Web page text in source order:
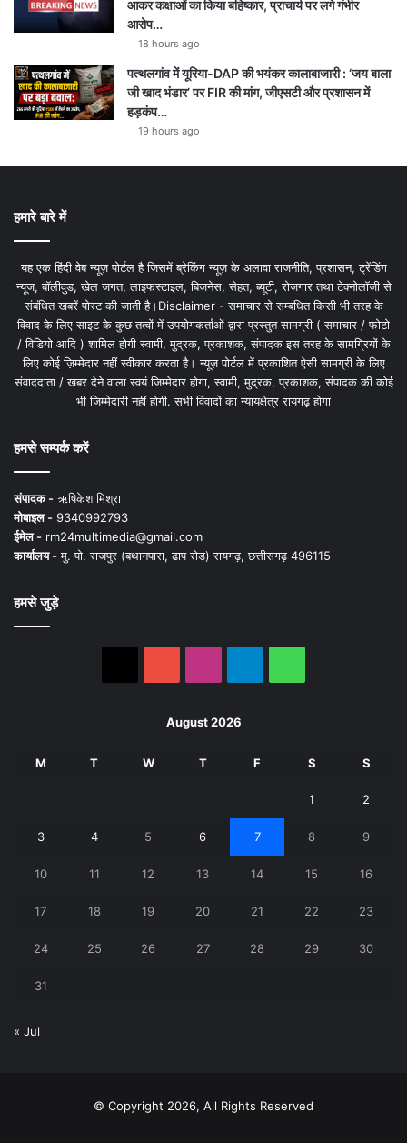
आकर कक्षाओं का किया बहिष्कार, प्राचार्य पर लगे गंभीर
आरोप…
18 hours ago
पत्थलगांव में यूरिया-DAP की भयंकर कालाबाजारी : ‘जय बाला
जी खाद भंडार’ पर FIR की मांग, जीएसटी और प्रशासन में
हड़कंप…
19 hours ago
हमारे बारे में
यह एक हिंदी वेब न्यूज़ पोर्टल है जिसमें ब्रेकिंग न्यूज़ के अलावा राजनीति, प्रशासन, ट्रेंडिंग
न्यूज, बॉलीवुड, खेल जगत, लाइफस्टाइल, बिजनेस, सेहत, ब्यूटी, रोजगार तथा टेक्नोलॉजी से
संबंधित खबरें पोस्ट की जाती है।Disclaimer - समाचार से सम्बंधित किसी भी तरह के
विवाद के लिए साइट के कुछ तत्वों में उपयोगकर्ताओं द्वारा प्रस्तुत सामग्री ( समाचार / फोटो
/ विडियो आदि ) शामिल होगी स्वामी, मुद्रक, प्रकाशक, संपादक इस तरह के सामग्रियों के
लिए कोई ज़िम्मेदार नहीं स्वीकार करता है। न्यूज़ पोर्टल में प्रकाशित ऐसी सामग्री के लिए
संवाददाता / खबर देने वाला स्वयं जिम्मेदार होगा, स्वामी, मुद्रक, प्रकाशक, संपादक की कोई
भी जिम्मेदारी नहीं होगी. सभी विवादों का न्यायक्षेत्र रायगढ़ होगा
हमसे सम्पर्क करें
संपादक -ऋषिकेश मिश्रा
मोबाइल - 9340992793
ईमेल - rm24multimedia@gmail.com
कार्यालय -मु. पो. राजपुर (बथानपारा, ढाप रोड) रायगढ़, छत्तीसगढ़ 496115
हमसे जुड़े
August 2026
M T W T F S S
1 2
3 4 5 6 7 8 9
10 11 12 13 14 15 16
17 18 19 20 21 22 23
24 25 26 27 28 29 30
31
« Jul
© Copyright 2026, All Rights Reserved